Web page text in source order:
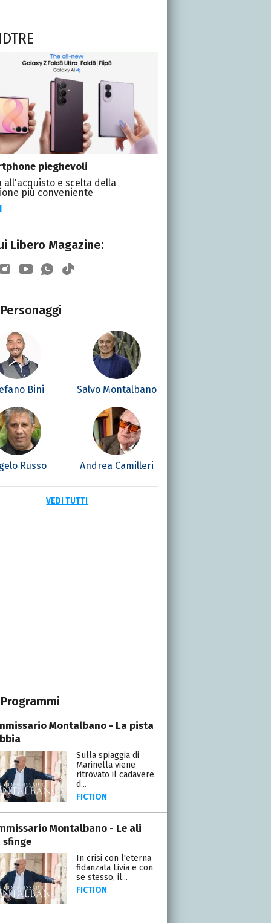
pieghevoli
all'acquisto e scelta della
più conveniente
Libero Magazine:
Personaggi
Bini Salvo Montalbano
Russo Andrea Camilleri
VEDI TUTTI
Programmi
Montalbano - La pista
Sulla spiaggia di
Marinella viene
ritrovato il cadavere
d...
FICTION
Montalbano - Le ali
In crisi con l'eterna
fidanzata Livia e con
se stesso, il...
FICTION